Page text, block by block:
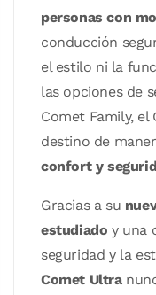
personas con
conducción
el estilo ni la
las opciones de
Comet Family,
destino de
confort y
Gracias a su
estudiado y una
seguridad y la
Comet Ultra